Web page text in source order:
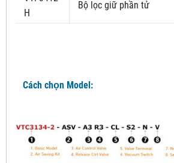
H
Bộ lọc giữ phần tử
Cách chọn Model: